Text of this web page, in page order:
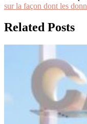
sur la façon dont les
Related Posts